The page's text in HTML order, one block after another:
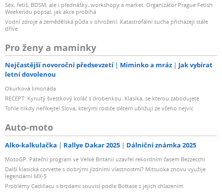
Sex, fetiš, BDSM, ale i přednášky, workshopy a market. Organizátor Prague Fetish
Weekendu popsal, jak akce probíhá
Vodní zdroje a zemědělská půda v ohrožení: Katastrofální sucha přicházejí stále
dříve
Pro ženy a maminky
Nejčastější novoroční předsevzetí Miminko a mráz
Jak vybírat
letní dovolenou
Okurková limonáda
RECEPT: Kynutý švestkový koláč s drobenkou. Klasika, se kterou zabodujete
Tohle nikdy neříkejte! Slova, kterými rodiče dětem ubližují ze všeho nejvíc
Auto-moto
Alko-kalkulačka Rallye Dakar 2025 Dálniční známka 2025
MotoGP: Páteční program ve Velké Británii uzavřel rekordním časem Bezzecchi
Další klasická corvette s dobrými jízdními vlastnostmi? Mitsuoka znovu využije
legendární MX-5
Problémy Cadillacu s brzdami souvisí podle Bottase s jejich chlazením